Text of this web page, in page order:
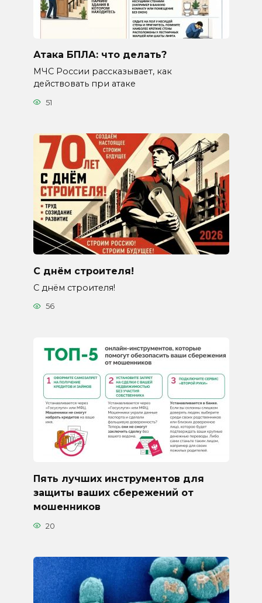
Атака БПЛА: что делать?
МЧС России рассказывает, как
действовать при атаке
51
С днём строителя!
С днём строителя!
56
Пять лучших инструментов для
защиты ваших сбережений от
мошенников
20